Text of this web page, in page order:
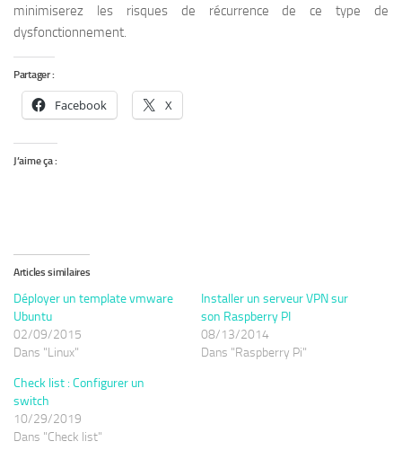
minimiserez les risques de récurrence de ce type de
dysfonctionnement.
Partager :
Facebook X
J’aime ça :
Articles similaires
Déployer un template vmware
Ubuntu
02/09/2015
Dans "Linux"
Installer un serveur VPN sur
son Raspberry PI
08/13/2014
Dans "Raspberry Pi"
Check list : Configurer un
switch
10/29/2019
Dans "Check list"